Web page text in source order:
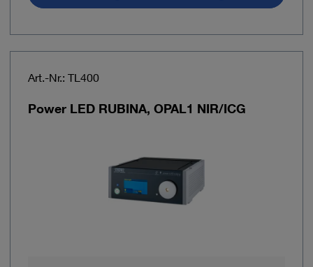
Art.-Nr.: TL400
Power LED RUBINA, OPAL1 NIR/ICG